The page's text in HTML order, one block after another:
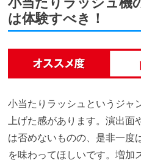
は体験すべき！
小当たりラッシュというジャ
上げた感があります。演出
は否めないものの、是非一度
を味わってほしいです。増加